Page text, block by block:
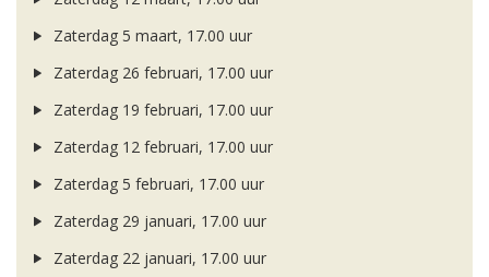
Zaterdag 5 maart, 17.00 uur
Zaterdag 26 februari, 17.00 uur
Zaterdag 19 februari, 17.00 uur
Zaterdag 12 februari, 17.00 uur
Zaterdag 5 februari, 17.00 uur
Zaterdag 29 januari, 17.00 uur
Zaterdag 22 januari, 17.00 uur